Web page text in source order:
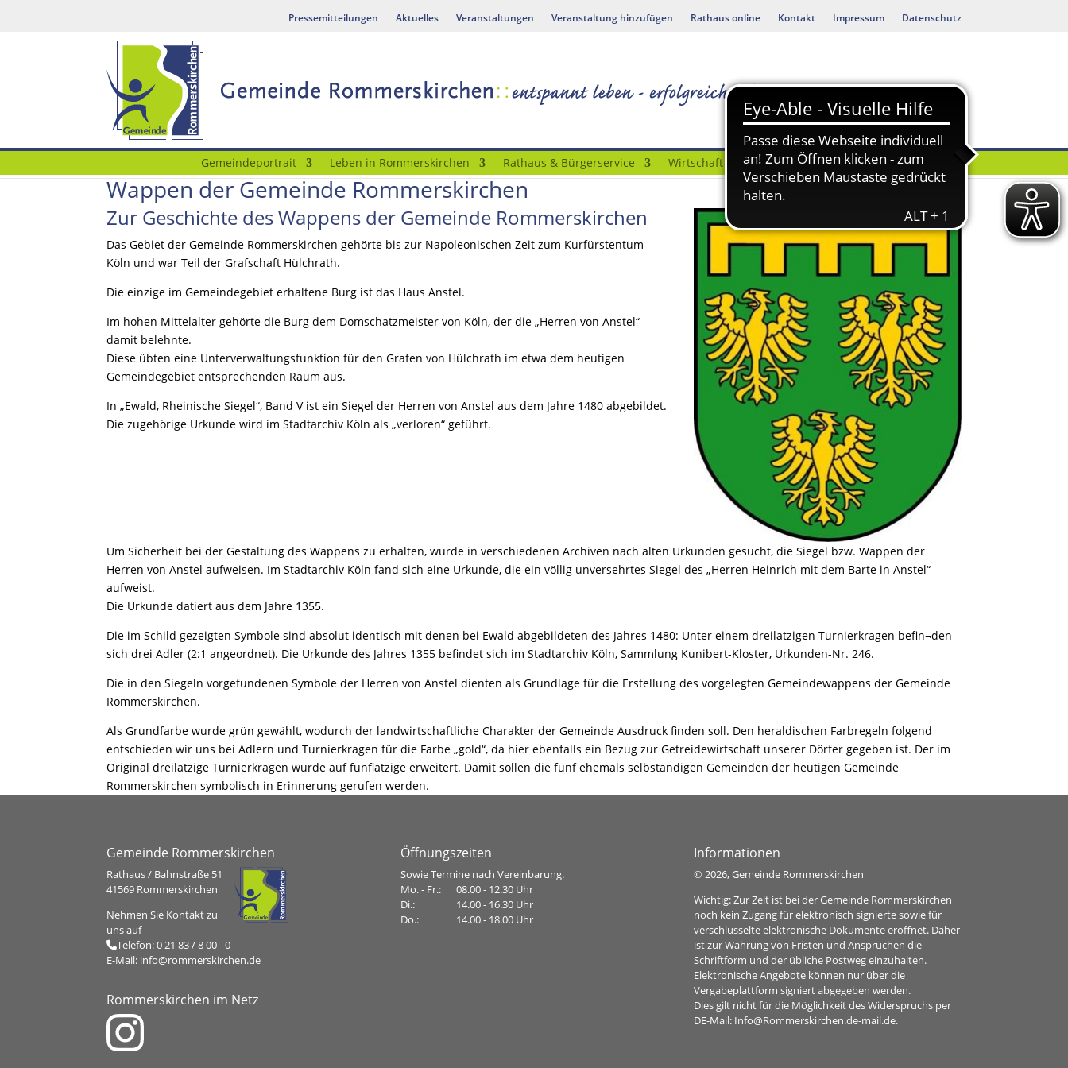
Pressemitteilungen Aktuelles Veranstaltungen Veranstaltung hinzufügen Rathaus online Kontakt Impressum Datenschutz
Gemeindeportrait Leben in Rommerskirchen Rathaus & Bürgerservice Wirtschaft Bauen & Umwelt
Wappen der Gemeinde Rommerskirchen
Zur Geschichte des Wappens der Gemeinde Rommerskirchen
Das Gebiet der Gemeinde Rommerskirchen gehörte bis zur Napoleonischen Zeit zum Kurfürstentum
Köln und war Teil der Grafschaft Hülchrath.
Die einzige im Gemeindegebiet erhaltene Burg ist das Haus Anstel.
Im hohen Mittelalter gehörte die Burg dem Domschatzmeister von Köln, der die „Herren von Anstel“
damit belehnte.
Diese übten eine Unterverwaltungsfunktion für den Grafen von Hülchrath im etwa dem heutigen
Gemeindegebiet entsprechenden Raum aus.
In „Ewald, Rheinische Siegel“, Band V ist ein Siegel der Herren von Anstel aus dem Jahre 1480 abgebildet.
Die zugehörige Urkunde wird im Stadtarchiv Köln als „verloren“ geführt.
Um Sicherheit bei der Gestaltung des Wappens zu erhalten, wurde in verschiedenen Archiven nach alten Urkunden gesucht, die Siegel bzw. Wappen der
Herren von Anstel aufweisen. Im Stadtarchiv Köln fand sich eine Urkunde, die ein völlig unversehrtes Siegel des „Herren Heinrich mit dem Barte in Anstel“
aufweist.
Die Urkunde datiert aus dem Jahre 1355.
Die im Schild gezeigten Symbole sind absolut identisch mit denen bei Ewald abgebildeten des Jahres 1480: Unter einem dreilatzigen Turnierkragen befin¬den
sich drei Adler (2:1 angeordnet). Die Urkunde des Jahres 1355 befindet sich im Stadtarchiv Köln, Sammlung Kunibert-Kloster, Urkunden-Nr. 246.
Die in den Siegeln vorgefundenen Symbole der Herren von Anstel dienten als Grundlage für die Erstellung des vorgelegten Gemeindewappens der Gemeinde
Rommerskirchen.
Als Grundfarbe wurde grün gewählt, wodurch der landwirtschaftliche Charakter der Gemeinde Ausdruck finden soll. Den heraldischen Farbregeln folgend
entschieden wir uns bei Adlern und Turnierkragen für die Farbe „gold“, da hier ebenfalls ein Bezug zur Getreidewirtschaft unserer Dörfer gegeben ist. Der im
Original dreilatzige Turnierkragen wurde auf fünflatzige erweitert. Damit sollen die fünf ehemals selbständigen Gemeinden der heutigen Gemeinde
Rommerskirchen symbolisch in Erinnerung gerufen werden.
Gemeinde Rommerskirchen
Rathaus / Bahnstraße 51
41569 Rommerskirchen
Nehmen Sie Kontakt zu
uns auf
Telefon:0 21 83 / 8 00 - 0
E-Mail: info@rommerskirchen.de
Rommerskirchen im Netz
Öffnungszeiten
Sowie Termine nach Vereinbarung.
Mo. - Fr.:
08.00 - 12.30 Uhr
Di.:
14.00 - 16.30 Uhr
Do.:
14.00 - 18.00 Uhr
Informationen
© 2026, Gemeinde Rommerskirchen
Wichtig: Zur Zeit ist bei der Gemeinde Rommerskirchen
noch kein Zugang für elektronisch signierte sowie für
verschlüsselte elektronische Dokumente eröffnet. Daher
ist zur Wahrung von Fristen und Ansprüchen die
Schriftform und der übliche Postweg einzuhalten.
Elektronische Angebote können nur über die
Vergabeplattform signiert abgegeben werden.
Dies gilt nicht für die Möglichkeit des Widerspruchs per
DE-Mail: Info@Rommerskirchen.de-mail.de.